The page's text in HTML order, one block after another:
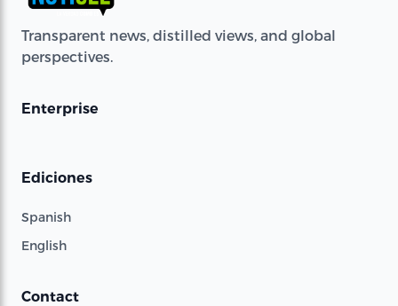
Transparent news, distilled views, and global
perspectives.
Enterprise
Ediciones
Spanish
English
Contact